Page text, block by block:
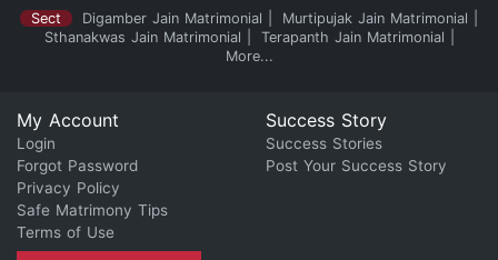
Sect
Digamber Jain Matrimonial
Murtipujak Jain Matrimonial
Sthanakwas Jain Matrimonial
Terapanth Jain Matrimonial
More...
My Account
Login
Forgot Password
Privacy Policy
Safe Matrimony Tips
Terms of Use
Success Story
Success Stories
Post Your Success Story